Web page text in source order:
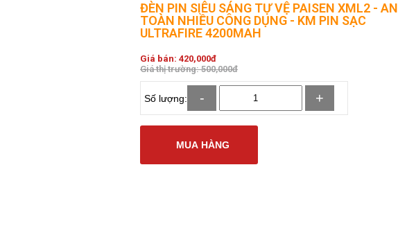
ĐÈN PIN SIÊU SÁNG TỰ VỆ PAISEN XML2 - AN
TOÀN NHIỀU CÔNG DỤNG - KM PIN SẠC
ULTRAFIRE 4200MAH
Giá bán: 420,000đ
Giá thị trường:500,000đ
Số lượng: - +
MUA HÀNG